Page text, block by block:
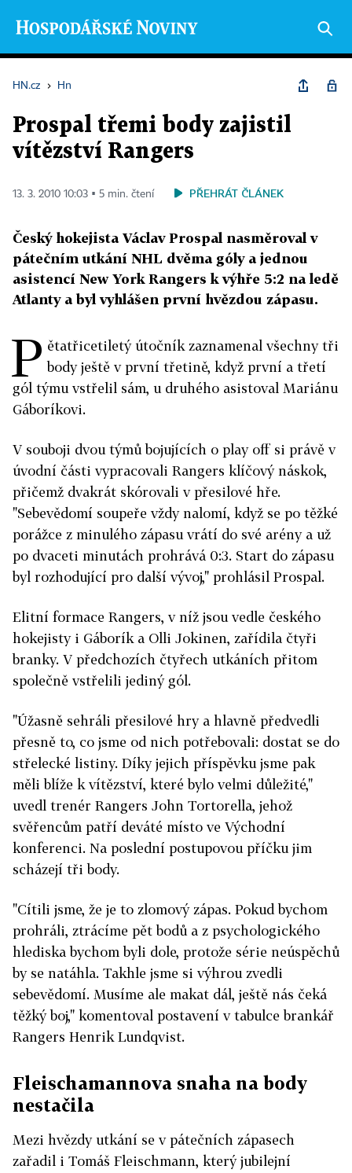
HN.cz › Hn
Prospal třemi body zajistil
vítězství Rangers
13. 3. 2010 10:03 ▪ 5 min. čtení PŘEHRÁT ČLÁNEK
Český hokejista Václav Prospal nasměroval v
pátečním utkání NHL dvěma góly a jednou
asistencí New York Rangers k výhře 5:2 na ledě
Atlanty a byl vyhlášen první hvězdou zápasu.
P ětatřicetiletý útočník zaznamenal všechny tři
body ještě v první třetině, když první a třetí
gól týmu vstřelil sám, u druhého asistoval Mariánu
Gáboríkovi.
V souboji dvou týmů bojujících o play off si právě v
úvodní části vypracovali Rangers klíčový náskok,
přičemž dvakrát skórovali v přesilové hře.
"Sebevědomí soupeře vždy nalomí, když se po těžké
porážce z minulého zápasu vrátí do své arény a už
po dvaceti minutách prohrává 0:3. Start do zápasu
byl rozhodující pro další vývoj," prohlásil Prospal.
Elitní formace Rangers, v níž jsou vedle českého
hokejisty i Gáborík a Olli Jokinen, zařídila čtyři
branky. V předchozích čtyřech utkáních přitom
společně vstřelili jediný gól.
"Úžasně sehráli přesilové hry a hlavně předvedli
přesně to, co jsme od nich potřebovali: dostat se do
střelecké listiny. Díky jejich příspěvku jsme pak
měli blíže k vítězství, které bylo velmi důležité,"
uvedl trenér Rangers John Tortorella, jehož
svěřencům patří deváté místo ve Východní
konferenci. Na poslední postupovou příčku jim
scházejí tři body.
"Cítili jsme, že je to zlomový zápas. Pokud bychom
prohráli, ztrácíme pět bodů a z psychologického
hlediska bychom byli dole, protože série neúspěchů
by se natáhla. Takhle jsme si výhrou zvedli
sebevědomí. Musíme ale makat dál, ještě nás čeká
těžký boj," komentoval postavení v tabulce brankář
Rangers Henrik Lundqvist.
Fleischamannova snaha na body
nestačila
Mezi hvězdy utkání se v pátečních zápasech
zařadil i Tomáš Fleischmann, který jubilejní